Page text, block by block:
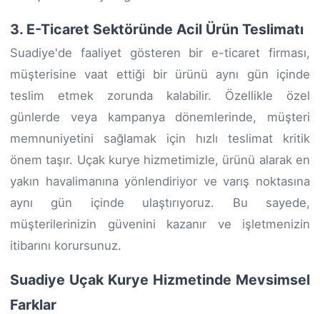
3. E-Ticaret Sektöründe Acil Ürün Teslimatı
Suadiye'de faaliyet gösteren bir e-ticaret firması,
müşterisine vaat ettiği bir ürünü aynı gün içinde
teslim etmek zorunda kalabilir. Özellikle özel
günlerde veya kampanya dönemlerinde, müşteri
memnuniyetini sağlamak için hızlı teslimat kritik
önem taşır. Uçak kurye hizmetimizle, ürünü alarak en
yakın havalimanına yönlendiriyor ve varış noktasına
aynı gün içinde ulaştırıyoruz. Bu sayede,
müşterilerinizin güvenini kazanır ve işletmenizin
itibarını korursunuz.
Suadiye Uçak Kurye Hizmetinde Mevsimsel
Farklar